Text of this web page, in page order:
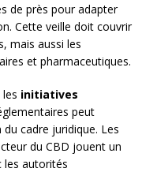
de près pour adapter
Cette veille doit couvrir
mais aussi les
et pharmaceutiques.
initiatives
peut
cadre juridique. Les
du CBD jouent un
les autorités